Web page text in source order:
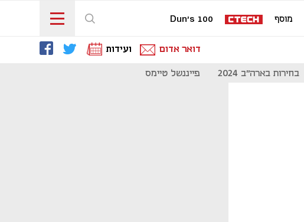
מוסף Dun's 100
דואר אדום ועידות
בחירות בארה"ב 2024 פייננשל טיימס